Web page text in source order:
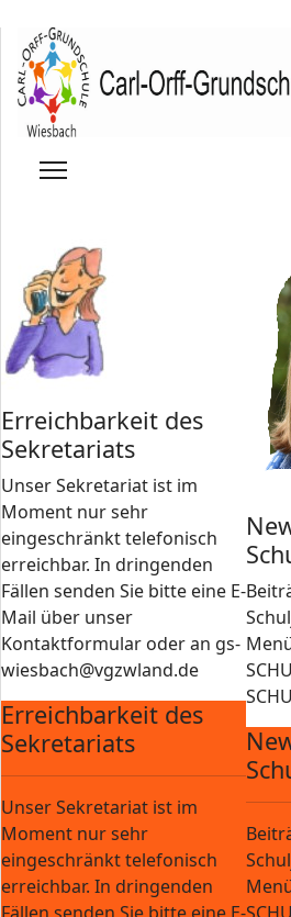
Erreichbarkeit des
Sekretariats
Unser Sekretariat ist im
Moment nur sehr
eingeschränkt telefonisch
erreichbar. In dringenden
Fällen senden Sie bitte eine E-
Mail über unser
Kontaktformular oder an gs-
wiesbach@vgzwland.de
Erreichbarkeit des
Sekretariats
Unser Sekretariat ist im
Moment nur sehr
eingeschränkt telefonisch
erreichbar. In dringenden